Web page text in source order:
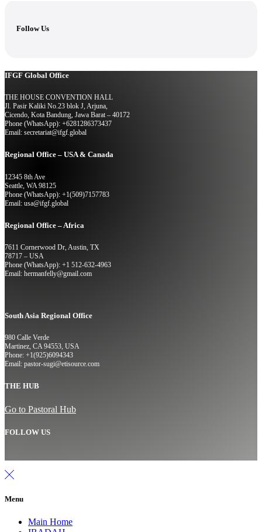
Follow Us
IFGF Global Office
THE HOUSE CONVENTION HALL
Jl. Pasir Kaliki No.23 blok J, Arjuna,
Cicendo, Kota Bandung, Jawa Barat – 40172
Phone (WhatsApp): +6281286373437
Email: secretariat@ifgf.global
Regional Office – USA & Canada
12345 8th Ave
Seattle, WA 98125
Phone (WhatsApp): +1(509)7157783
Email: usa@ifgf.global
Regional Office – Africa
7611 Cornerwood Dr, Austin, TX
78717 – USA
Phone (WhatsApp): +1 512-632-4963
Email: hermanfelly@gmail.com
South Asia Regional Office
980 Calle Verde
Martinez, CA 94553, USA
Phone: +1(925)6094343
Email: pastor-sugi@etisource.com
THE HUB
Go to Pastoral Hub
FOLLOW US
Menu
Main Home